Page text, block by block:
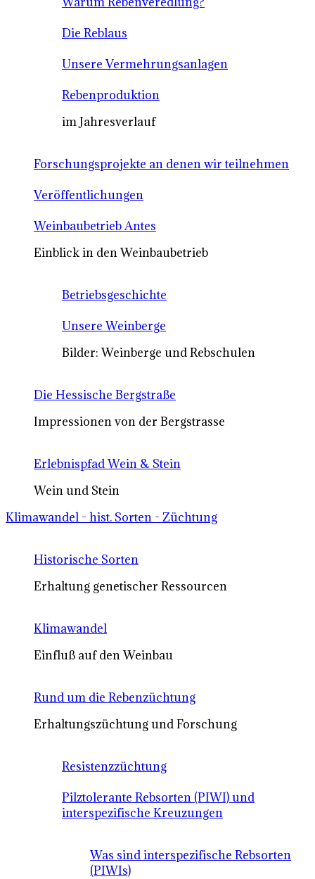
Die Reblaus
Unsere Vermehrungsanlagen
Rebenproduktion
im Jahresverlauf
Forschungsprojekte an denen wir teilnehmen
Veröffentlichungen
Weinbaubetrieb Antes
Einblick in den Weinbaubetrieb
Betriebsgeschichte
Unsere Weinberge
Bilder: Weinberge und Rebschulen
Die Hessische Bergstraße
Impressionen von der Bergstrasse
Erlebnispfad Wein & Stein
Wein und Stein
Klimawandel - hist. Sorten - Züchtung
Historische Sorten
Erhaltung genetischer Ressourcen
Klimawandel
Einfluß auf den Weinbau
Rund um die Rebenzüchtung
Erhaltungszüchtung und Forschung
Resistenzzüchtung
Pilztolerante Rebsorten (PIWI) und
interspezifische Kreuzungen
Was sind interspezifische Rebsorten
(PIWIs)